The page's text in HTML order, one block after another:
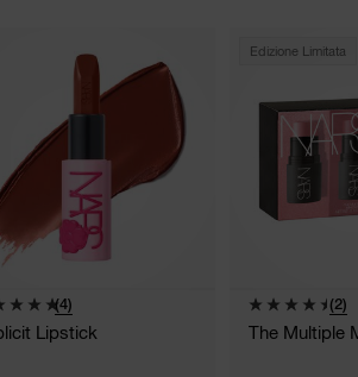
(4)
Lipstick
Edizione Limitata
(2)
The Multiple